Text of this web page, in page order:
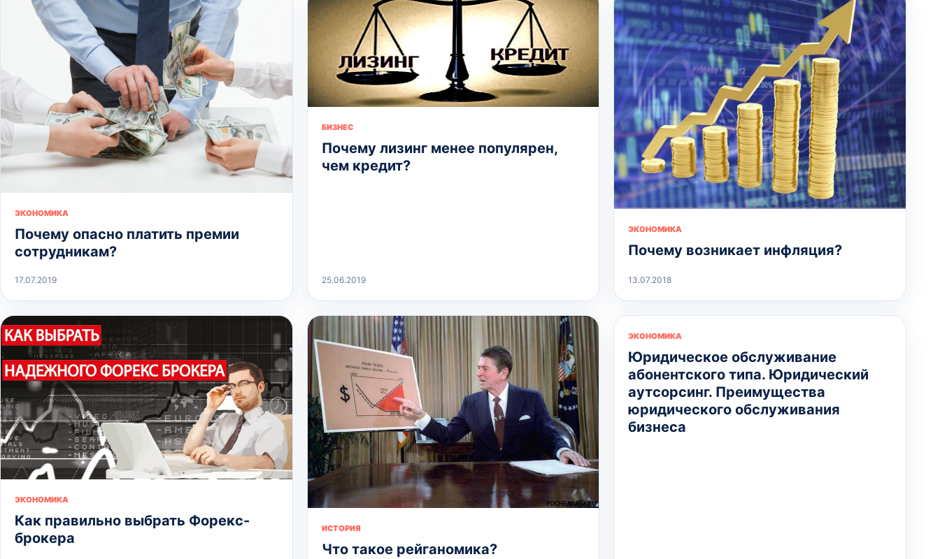
ЭКОНОМИКА
Почему опасно платить премии
сотрудникам?
17.07.2019
БИЗНЕС
Почему лизинг менее популярен,
чем кредит?
25.06.2019
ЭКОНОМИКА
Почему возникает инфляция?
13.07.2018
ЭКОНОМИКА
Как правильно выбрать Форекс-
брокера
ИСТОРИЯ
Что такое рейганомика?
ЭКОНОМИКА
Юридическое обслуживание
абонентского типа. Юридический
аутсорсинг. Преимущества
юридического обслуживания
бизнеса